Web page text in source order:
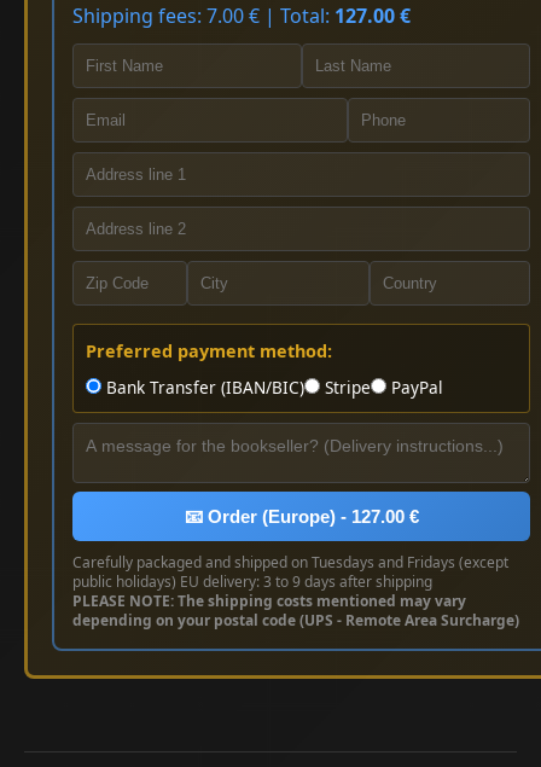
Shipping fees: 7.00 € | Total: 127.00 €
Preferred payment method:
Bank Transfer (IBAN/BIC)
Stripe PayPal
📧 Order (Europe) - 127.00 €
Carefully packaged and shipped on Tuesdays and Fridays (except
public holidays) EU delivery: 3 to 9 days after shipping
PLEASE NOTE: The shipping costs mentioned may vary
depending on your postal code (UPS - Remote Area Surcharge)